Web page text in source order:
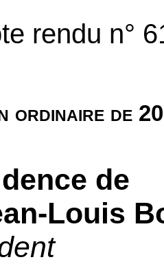
rendu n°
ordinaire de
de
Louis